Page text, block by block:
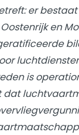
er
en
is
dat